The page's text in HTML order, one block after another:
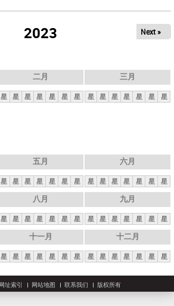
2023 Next »
二月
星 星 星 星 星 星 星
三月
星 星 星 星 星 星 星
五月
星 星 星 星 星 星 星
六月
星 星 星 星 星 星 星
八月
星 星 星 星 星 星 星
九月
星 星 星 星 星 星 星
十一月
星 星 星 星 星 星 星
十二月
星 星 星 星 星 星 星
网址索引 网站地图 联系我们 版权所有